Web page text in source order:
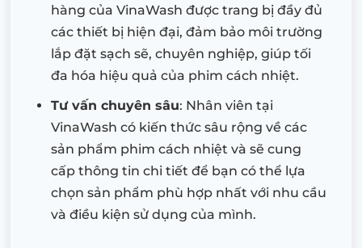
hàng của VinaWash được trang bị đầy đủ
các thiết bị hiện đại, đảm bảo môi trường
lắp đặt sạch sẽ, chuyên nghiệp, giúp tối
đa hóa hiệu quả của phim cách nhiệt.
Tư vấn chuyên sâu: Nhân viên tại
VinaWash có kiến thức sâu rộng về các
sản phẩm phim cách nhiệt và sẽ cung
cấp thông tin chi tiết để bạn có thể lựa
chọn sản phẩm phù hợp nhất với nhu cầu
và điều kiện sử dụng của mình.